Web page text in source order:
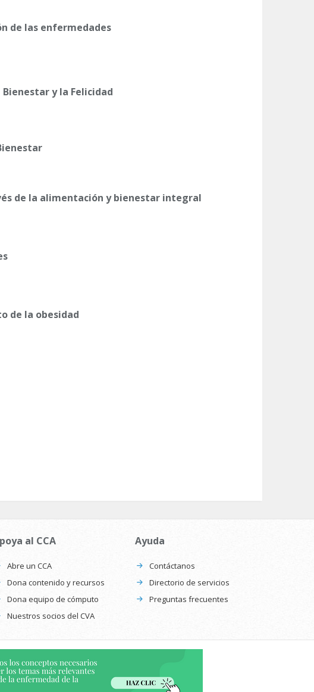
de las enfermedades
y la Felicidad
de la alimentación y bienestar integral
de la obesidad
al CCA
Abre un CCA
Dona contenido y recursos
Dona equipo de cómputo
Nuestros socios del CVA
Ayuda
Contáctanos
Directorio de servicios
Preguntas frecuentes